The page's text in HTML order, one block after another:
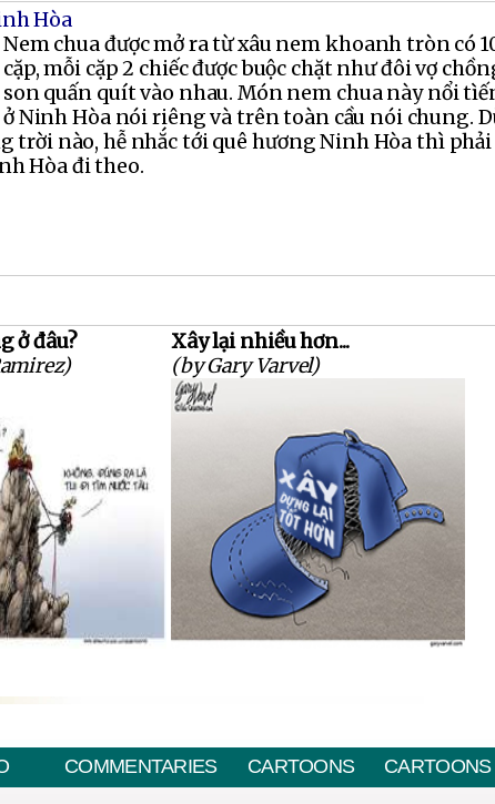
Hòa
Nem chua được mở ra từ xâu nem khoanh tròn có
cặp, mỗi cặp 2 chiếc được buộc chặt như đôi vợ
son quấn quít vào nhau. Món nem chua này nổi
ở Ninh Hòa nói riêng và trên toàn cầu nói chung.
trời nào, hễ nhắc tới quê hương Ninh Hòa thì phải
Hòa đi theo.
ở đâu?
Xây lại nhiều hơn...
(by Gary Varvel)
COMMENTARIES CARTOONS CARTOONS